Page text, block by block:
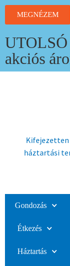
MEGNÉZEM
UTOLSÓ
akciós
háztartási
Gondozás
Étkezés
Háztartás